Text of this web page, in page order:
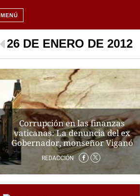
MENÚ
26 DE ENERO DE 2012
Corrupción en las finanzas
vaticanas: La denuncia del ex
Gobernador, monseñor Viganó
REDACCIÓN